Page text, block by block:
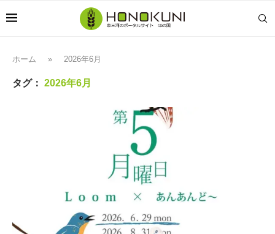
ホーム » 2026年6月
タグ： 2026年6月